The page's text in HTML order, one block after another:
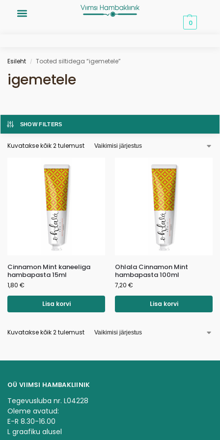
0
Esileht / Tooted siltidega “igemetele”
igemetele
SHOW FILTERS
Kuvatakse kõik 2 tulemust
Cinnamon Mint kaneeliga
hambapasta 15ml
1,80 €
Lisa korvi
Ohlala Cinnamon Mint
hambapasta 100ml
7,20 €
Lisa korvi
Kuvatakse kõik 2 tulemust
OÜ VIIMSI HAMBAKLIINIK
Tegevusluba nr. L04228
Oleme avatud:
E-R 8.30-16.00
L graafiku alusel